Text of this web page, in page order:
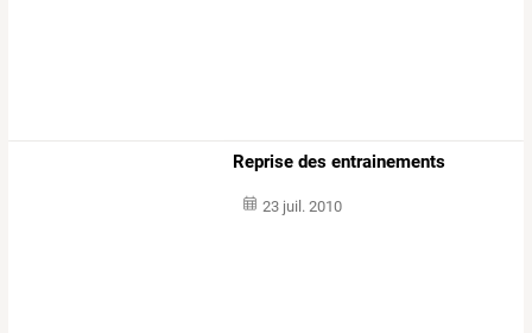
Reprise des entrainements
23 juil. 2010